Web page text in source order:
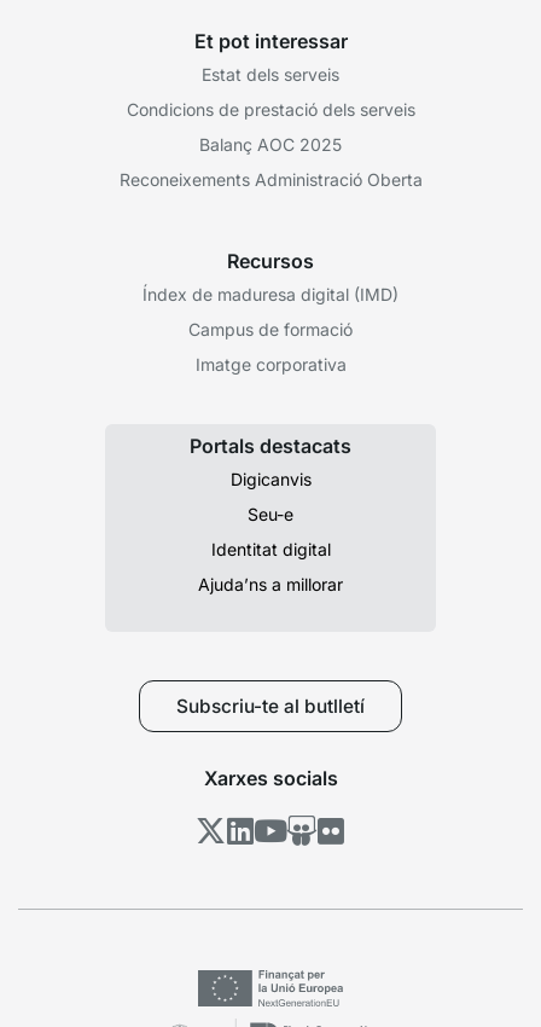
Et pot interessar
Estat dels serveis
Condicions de prestació dels serveis
Balanç AOC 2025
Reconeixements Administració Oberta
Recursos
Índex de maduresa digital (IMD)
Campus de formació
Imatge corporativa
Portals destacats
Digicanvis
Seu-e
Identitat digital
Ajuda’ns a millorar
Subscriu-te al butlletí
Xarxes socials